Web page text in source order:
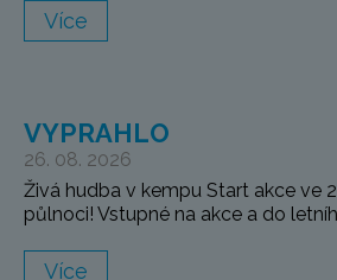
Více
VYPRAHLO
26. 08. 2026
Živá hudba v kempu Start akce ve
půlnoci! Vstupné na akce a do
Více